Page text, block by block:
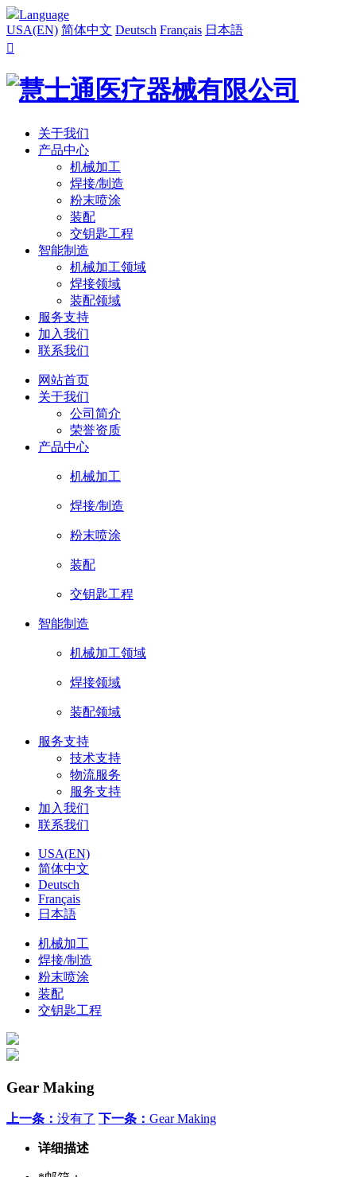
Language
USA(EN) 简体中文 Deutsch Français 日本語

关于我们
产品中心
机械加工
焊接/制造
粉末喷涂
装配
交钥匙工程
智能制造
机械加工领域
焊接领域
装配领域
服务支持
加入我们
联系我们
网站首页
关于我们
公司简介
荣誉资质
产品中心
机械加工
焊接/制造
粉末喷涂
装配
交钥匙工程
智能制造
机械加工领域
焊接领域
装配领域
服务支持
技术支持
物流服务
服务支持
加入我们
联系我们
USA(EN)
简体中文
Deutsch
Français
日本語
机械加工
焊接/制造
粉末喷涂
装配
交钥匙工程
Gear Making
上一条： 没有了 下一条： Gear Making
详细描述